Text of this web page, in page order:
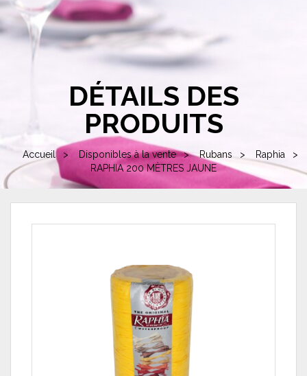
DÉTAILS DES
PRODUITS
Accueil Disponibles à la vente Rubans
Raphia
RAPHIA 200 MÈTRES JAUNE